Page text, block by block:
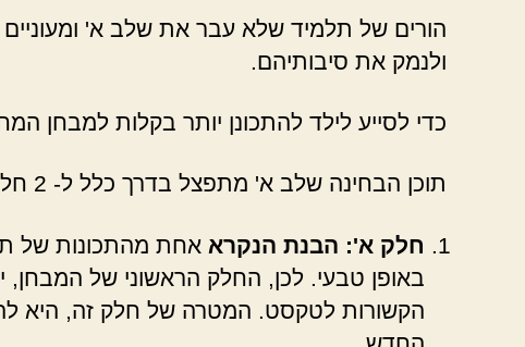
הורים של תלמיד שלא עבר את שלב א'
ולנמק את סיבותיהם.
כדי לסייע לילד להתכונן יותר בקלות למבחן
תוכן הבחינה שלב א' מתפצל בדרך כלל ל- 2 חלקים:
חלק א': הבנת הנקרא אחת מהתכונות של
באופן טבעי. לכן, החלק הראשוני של
הקשורות לטקסט. המטרה של חלק זה, היא